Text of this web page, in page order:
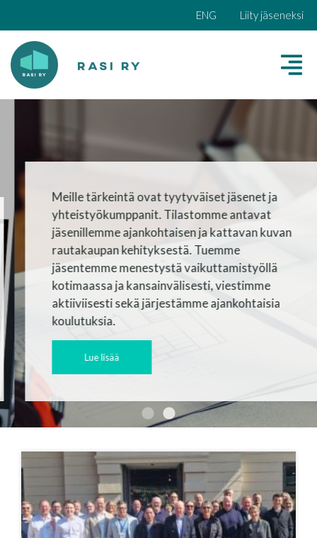
ENG Liity jäseneksi
Meille tärkeintä ovat tyytyväiset jäsenet ja
yhteistyökumppanit. Tilastomme antavat
jäsenillemme ajankohtaisen ja kattavan kuvan
rautakaupan kehityksestä. Tuemme
jäsentemme menestystä vaikuttamistyöllä
kotimaassa ja kansainvälisesti, viestimme
aktiiviisesti sekä järjestämme ajankohtaisia
koulutuksia.
Lue lisää